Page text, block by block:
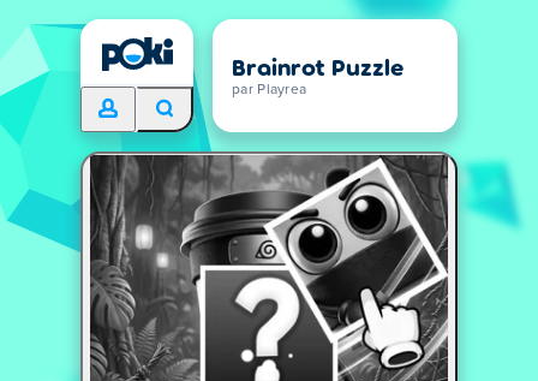
Brainrot Puzzle
par Playrea